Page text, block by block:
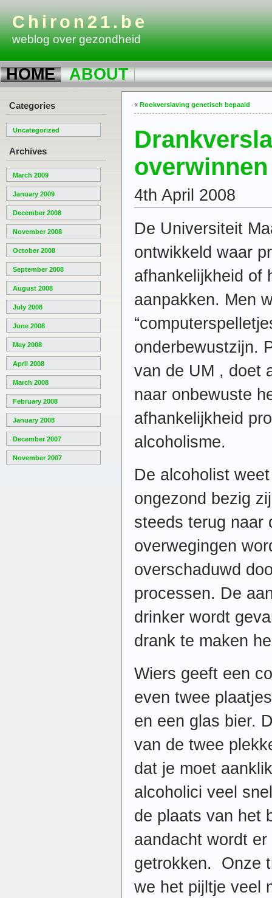
Chiron21.be
weblog over gezondheid
HOME ABOUT
Categories
Uncategorized
Archives
March 2009
January 2009
December 2008
November 2008
October 2008
September 2008
August 2008
July 2008
June 2008
May 2008
April 2008
March 2008
February 2008
January 2008
December 2007
November 2007
« Rookverslaving genetisch bepaald
4th April 2008
De Universiteit
ontwikkeld waar
afhankelijkheid of
aanpakken. Men
onderbewustzijn.
van de UM , doet
naar onbewuste
afhankelijkheid
alcoholisme.
De alcoholist
ongezond bezig
steeds terug naar
overwegingen
overschaduwd
processen. De
drinker wordt
drank te maken
Wiers geeft een
even twee
en een glas bier.
van de twee
dat je moet
alcoholici veel
de plaats van het
aandacht wordt
getrokken. Onze
we het pijltje veel